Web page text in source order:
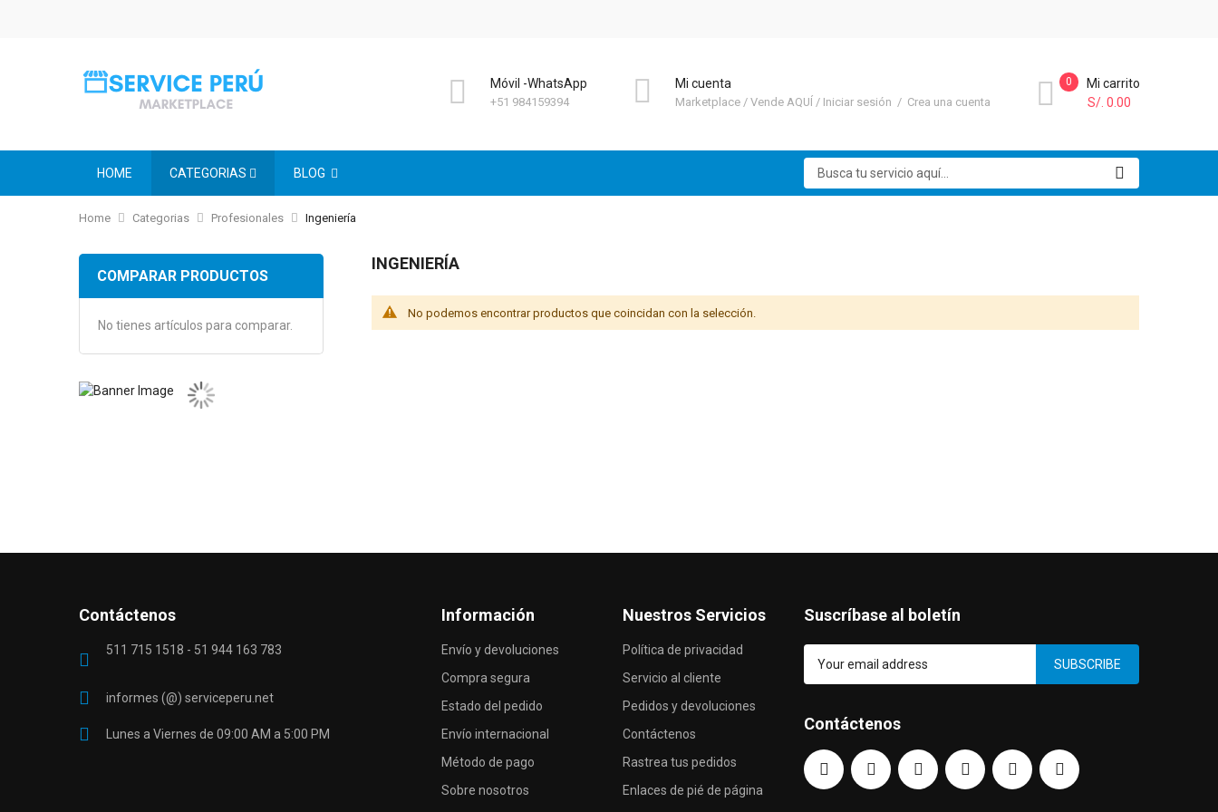
Móvil -WhatsApp
+51 984159394
Mi cuenta
Marketplace Vende AQUÍ Iniciar sesión Crea una cuenta
Mi carrito
0
S/. 0.00
HOME CATEGORIAS
BLOG
Buscar
Home Categorias Profesionales Ingeniería
INGENIERÍA
No podemos encontrar productos que coincidan con la selección.
COMPARAR PRODUCTOS
No tienes artículos para comparar.
Contáctenos
511 715 1518 - 51 944 163 783
informes (@) serviceperu.net
Lunes a Viernes de 09:00 AM a 5:00 PM
Información
Envío y devoluciones
Compra segura
Estado del pedido
Envío internacional
Método de pago
Sobre nosotros
Nuestros Servicios
Política de privacidad
Servicio al cliente
Pedidos y devoluciones
Contáctenos
Rastrea tus pedidos
Enlaces de pié de página
Suscríbase al boletín
SUBSCRIBE
Contáctenos